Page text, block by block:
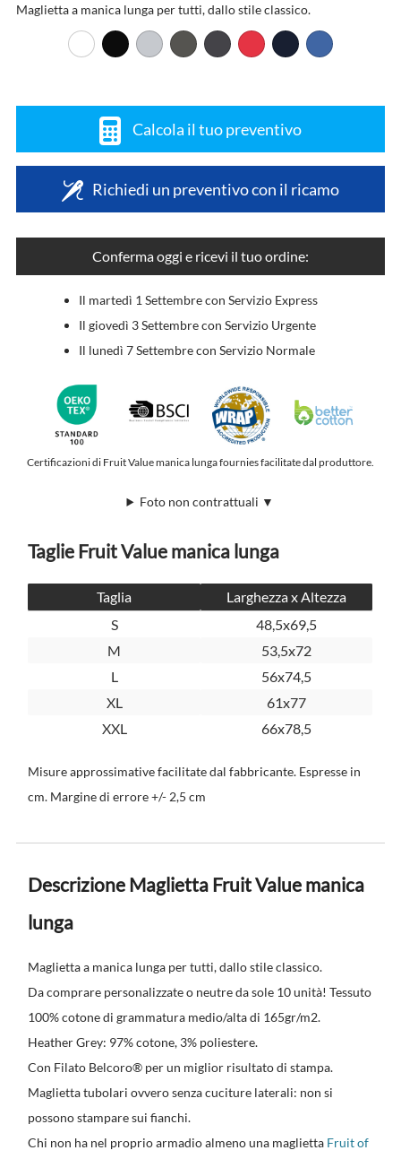
Maglietta a manica lunga per tutti, dallo stile classico.
Calcola il tuo preventivo
Richiedi un preventivo con il ricamo
Conferma oggi e ricevi il tuo ordine:
Il martedì 1 Settembre con Servizio Express
Il giovedì 3 Settembre con Servizio Urgente
Il lunedì 7 Settembre con Servizio Normale
Certificazioni di Fruit Value manica lunga fournies facilitate dal produttore.
Foto non contrattuali ▼
Taglie Fruit Value manica lunga
Taglia
Larghezza x Altezza
S
48,5x69,5
M
53,5x72
L
56x74,5
XL
61x77
XXL
66x78,5
Misure approssimative facilitate dal fabbricante. Espresse in
cm. Margine di errore +/- 2,5 cm
Descrizione Maglietta Fruit Value manica
lunga
Maglietta a manica lunga per tutti, dallo stile classico.
Da comprare personalizzate o neutre da sole 10 unità! Tessuto
100% cotone di grammatura medio/alta di 165gr/m2.
Heather Grey: 97% cotone, 3% poliestere.
Con Filato Belcoro® per un miglior risultato di stampa.
Maglietta tubolari ovvero senza cuciture laterali: non si
possono stampare sui fianchi.
Chi non ha nel proprio armadio almeno una maglietta Fruit of